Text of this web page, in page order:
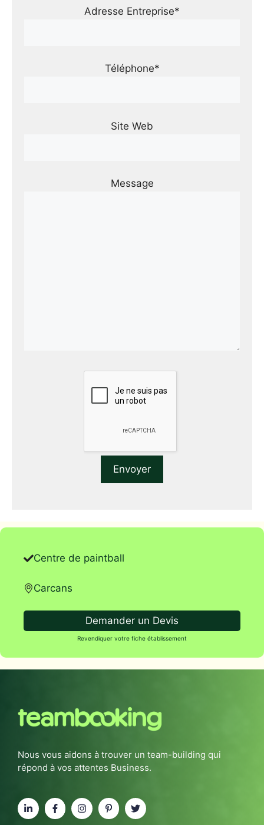
Adresse Entreprise*
Téléphone*
Site Web
Message
Centre de paintball
Carcans
Demander un Devis
Revendiquer votre fiche établissement
Nous vous aidons à trouver un team-building qui
répond à vos attentes Business.